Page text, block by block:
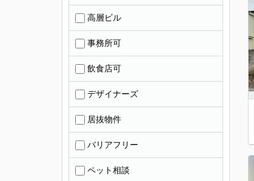
高層ビル
事務所可
飲食店可
デザイナーズ
居抜物件
バリアフリー
ペット相談